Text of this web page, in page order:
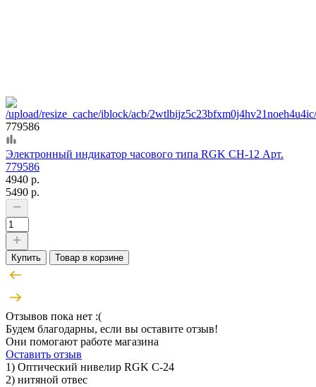
779586
Электронный индикатор часового типа RGK CH-12 Арт.
779586
4940 р.
5490 р.
Купить Товар в корзине
Отзывов пока нет :(
Будем благодарны, если вы оставите отзыв!
Они помогают работе магазина
Оставить отзыв
1) Оптический нивелир RGK C-24
2) нитяной отвес